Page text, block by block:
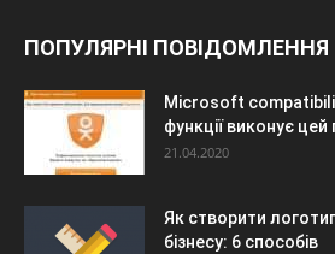
ПОПУЛЯРНІ ПОВІДОМЛЕННЯ
Microsoft
функції виконує цей
21.04.2020
Як створити
бізнесу: 6 способів